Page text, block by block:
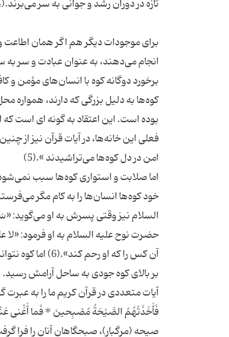
برای موجودات دیگر هم اگر همان اطاعت و
کوه‌ها به دلیل بزرگی که دارند،
بوده است. این اعتقاد به گونه ای است
فعلی این خانه‌ها، در آیات قرآن نیز از
اما صلابت و استواری کوه‌ها سبب
خود کوه‌ها انسان‌ها را به کام مگر
حضرت نوح علیه السلام به او فرمود: «لا
آن کس را که او
آیات متعددی در قرآن کریم ما را به
فَأَخَذَتْهُمُ الصَّیْحَةُ مُصْبِحینَ * فَما أَغْنی